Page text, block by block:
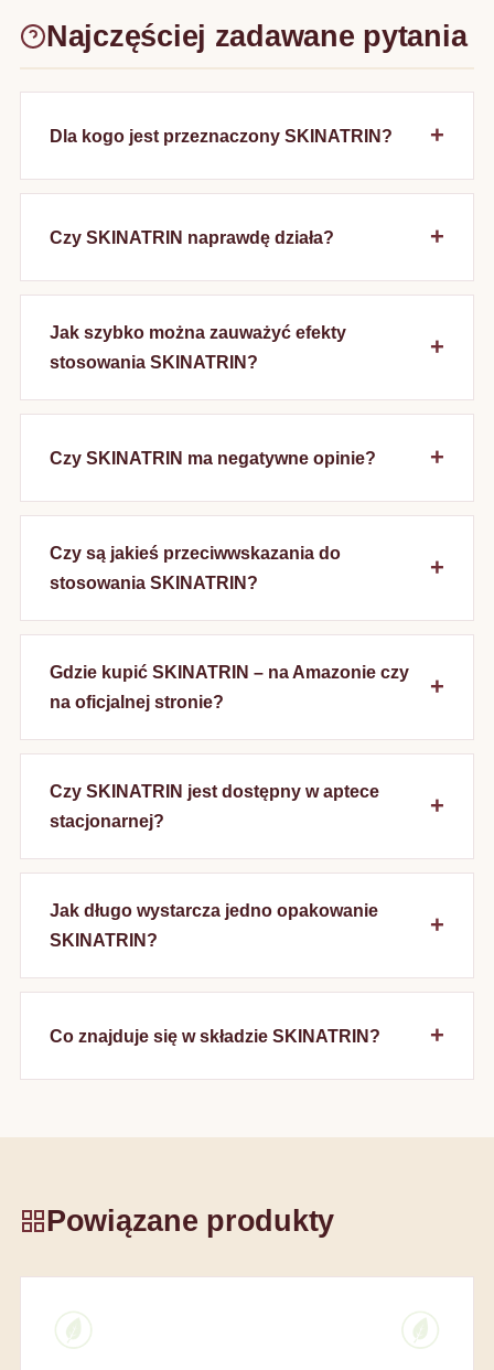
Najczęściej zadawane pytania
Dla kogo jest przeznaczony SKINATRIN?
Czy SKINATRIN naprawdę działa?
Jak szybko można zauważyć efekty
stosowania SKINATRIN?
Czy SKINATRIN ma negatywne opinie?
Czy są jakieś przeciwwskazania do
stosowania SKINATRIN?
Gdzie kupić SKINATRIN – na Amazonie czy
na oficjalnej stronie?
Czy SKINATRIN jest dostępny w aptece
stacjonarnej?
Jak długo wystarcza jedno opakowanie
SKINATRIN?
Co znajduje się w składzie SKINATRIN?
Powiązane produkty